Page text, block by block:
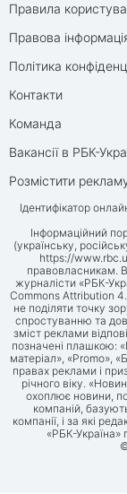
Правила
Правова
Політика
Контакти
Команда
Вакансії в РБК-
Розмістити
Ідентифікатор
Інформаційний
(українську,
https://
правовласникам.
журналісти «РБК-
Commons Attribution
не поділяти точку
спростуванню та
зміст реклами
позначені плашкою:
матеріал», «Promo»,
правах реклами і
річного віку.
охоплює новини,
компаній,
компанії, і за які
«РБК-Україна»